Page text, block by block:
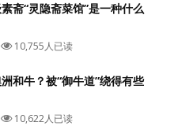
斋“灵隐斋菜馆”是一种什么
10,755人已读
和牛？被“御牛道”绕得有些
10,622人已读